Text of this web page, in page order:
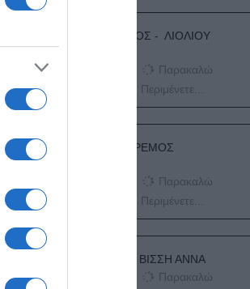
ΛΟΓΑΡΙΑΣΜΟΣ - ΛΙΟΛΙΟΥ
Παρακαλώ
Περιμένετε...
ΔΕΥΤΕΡΑ – ΡΕΜΟΣ
Παρακαλώ
Περιμένετε...
ΕΞΑΙΡΕΣΗ – ΒΙΣΣΗ ΑΝΝΑ
Παρακαλώ